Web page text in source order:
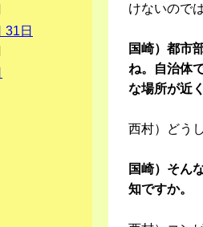
けないので
国崎）都市
ね。自治体
な場所が近
西村）どう
国崎）そん
知ですか。
31 日